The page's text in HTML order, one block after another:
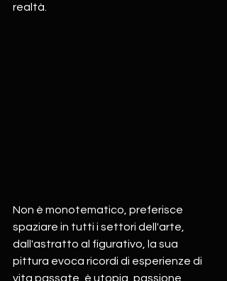
realtà.
Non è monotematico, preferisce
spaziare in tutti i settori dell'arte,
dall'astratto al figurativo, la sua
pittura evoca ricordi di esperienze di
vita passate, è utopia, passione,